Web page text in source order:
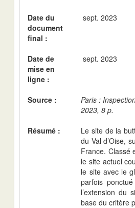
Date du
document
final :
sept. 2023
Date de
mise en
ligne :
sept. 2023
Source :
Paris :
2023, 8 p.
Résumé :
Le site de la
du Val d’Oise,
France. Classé
le site actuel
le site avec le
parfois
l’extension du
base du critère